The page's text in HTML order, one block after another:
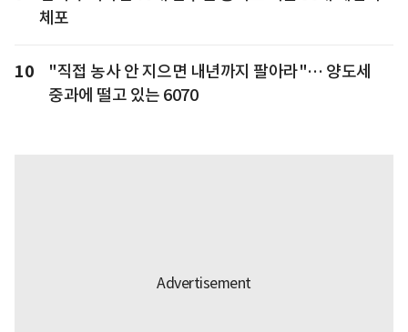
체포
10
"직접 농사 안 지으면 내년까지 팔아라"… 양도세
중과에 떨고 있는 6070